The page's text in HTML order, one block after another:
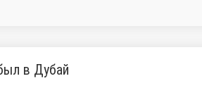
в Дубай